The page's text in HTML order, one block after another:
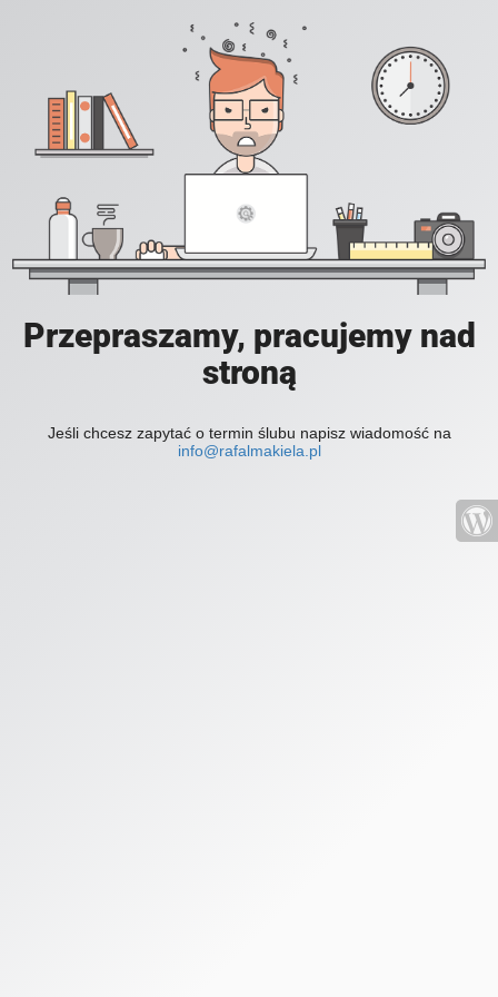
Przepraszamy, pracujemy nad
stroną
Jeśli chcesz zapytać o termin ślubu napisz wiadomość na
info@rafalmakiela.pl